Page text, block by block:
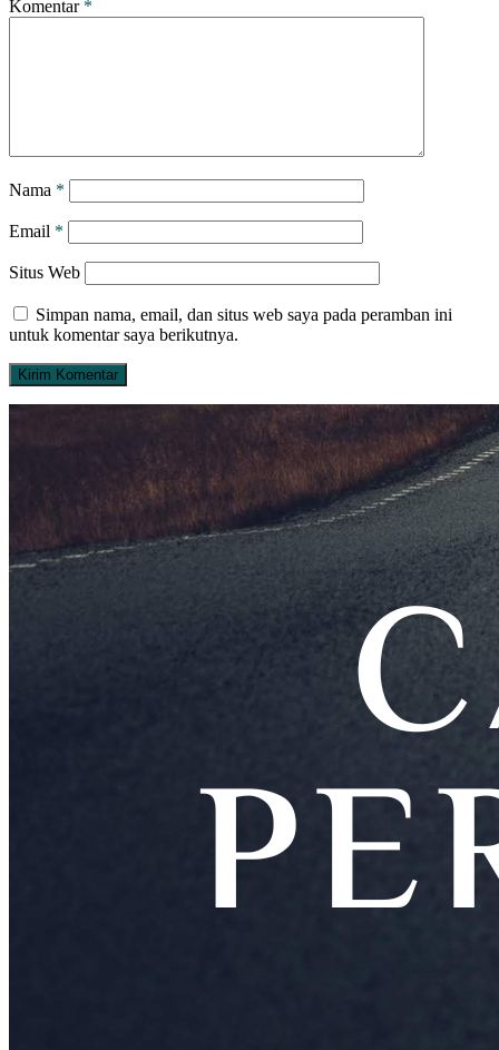
Komentar *
Nama *
Email *
Situs Web
Simpan nama, email, dan situs web saya pada peramban ini
untuk komentar saya berikutnya.